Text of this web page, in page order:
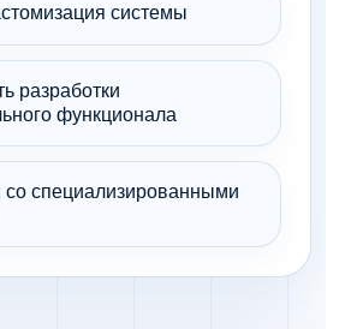
системы
разработки
функционала
со специализированными